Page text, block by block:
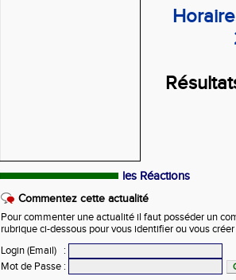
les Réactions
Commentez cette actualité
Pour commenter une actualité il faut posséder un
rubrique ci-dessous pour vous identifier ou vous
Login (Email)
:
Mot de Passe :